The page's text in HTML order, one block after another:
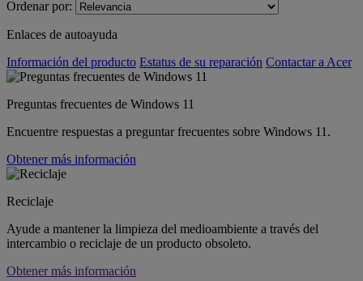
Ordenar por:
Enlaces de autoayuda
Información del producto Estatus de su reparación Contactar a Acer
Preguntas frecuentes de Windows 11
Encuentre respuestas a preguntar frecuentes sobre Windows 11.
Obtener más información
Reciclaje
Ayude a mantener la limpieza del medioambiente a través del
intercambio o reciclaje de un producto obsoleto.
Obtener más información